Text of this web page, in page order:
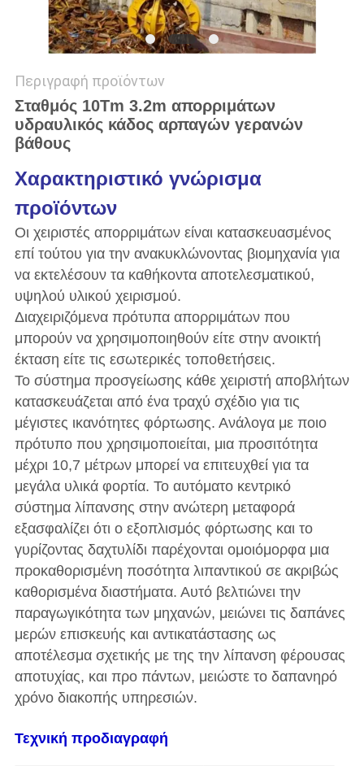
Περιγραφή προϊόντων
Σταθμός 10Tm 3.2m απορριμάτων
υδραυλικός κάδος αρπαγών γερανών
βάθους
Χαρακτηριστικό γνώρισμα
προϊόντων
Οι χειριστές απορριμάτων είναι κατασκευασμένος
επί τούτου για την ανακυκλώνοντας βιομηχανία για
να εκτελέσουν τα καθήκοντα αποτελεσματικού,
υψηλού υλικού χειρισμού.
Διαχειριζόμενα πρότυπα απορριμάτων που
μπορούν να χρησιμοποιηθούν είτε στην ανοικτή
έκταση είτε τις εσωτερικές τοποθετήσεις.
Το σύστημα προσγείωσης κάθε χειριστή αποβλήτων
κατασκευάζεται από ένα τραχύ σχέδιο για τις
μέγιστες ικανότητες φόρτωσης. Ανάλογα με ποιο
πρότυπο που χρησιμοποιείται, μια προσιτότητα
μέχρι 10,7 μέτρων μπορεί να επιτευχθεί για τα
μεγάλα υλικά φορτία. Το αυτόματο κεντρικό
σύστημα λίπανσης στην ανώτερη μεταφορά
εξασφαλίζει ότι ο εξοπλισμός φόρτωσης και το
γυρίζοντας δαχτυλίδι παρέχονται ομοιόμορφα μια
προκαθορισμένη ποσότητα λιπαντικού σε ακριβώς
καθορισμένα διαστήματα. Αυτό βελτιώνει την
παραγωγικότητα των μηχανών, μειώνει τις δαπάνες
μερών επισκευής και αντικατάστασης ως
αποτέλεσμα σχετικής με της την λίπανση φέρουσας
αποτυχίας, και προ πάντων, μειώστε το δαπανηρό
χρόνο διακοπής υπηρεσιών.
Τεχνική προδιαγραφή